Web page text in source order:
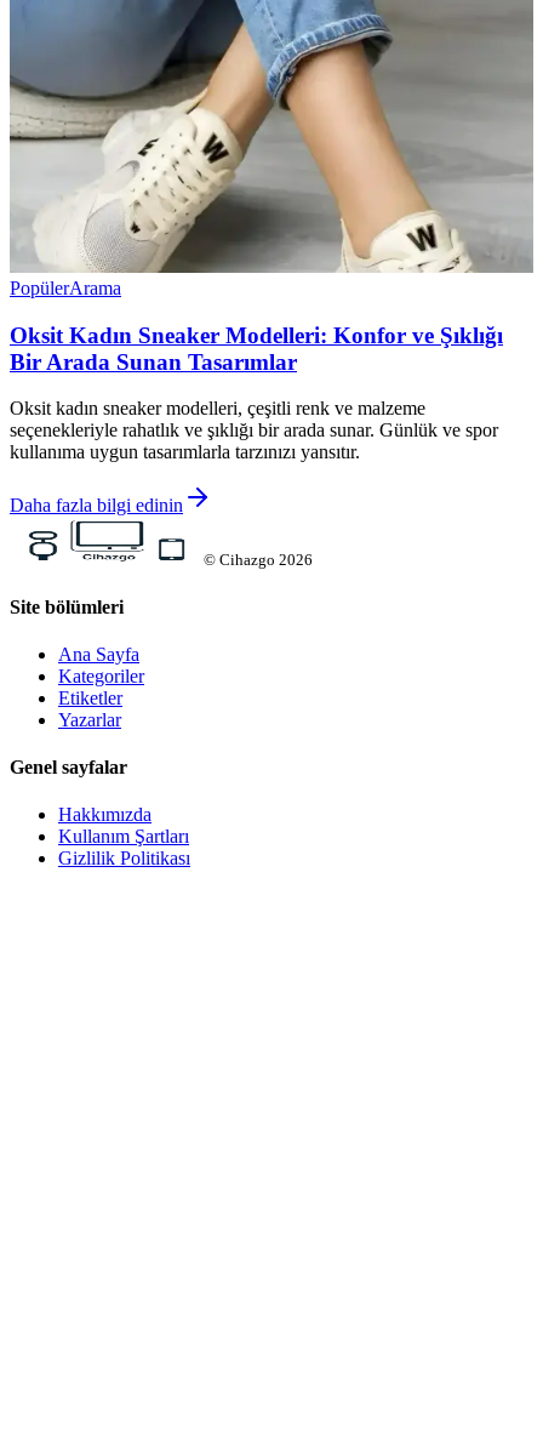
PopülerArama
Oksit Kadın Sneaker Modelleri: Konfor ve Şıklığı
Bir Arada Sunan Tasarımlar
Oksit kadın sneaker modelleri, çeşitli renk ve malzeme
seçenekleriyle rahatlık ve şıklığı bir arada sunar. Günlük ve spor
kullanıma uygun tasarımlarla tarzınızı yansıtır.
Daha fazla bilgi edinin
© Cihazgo 2026
Site bölümleri
Ana Sayfa
Kategoriler
Etiketler
Yazarlar
Genel sayfalar
Hakkımızda
Kullanım Şartları
Gizlilik Politikası